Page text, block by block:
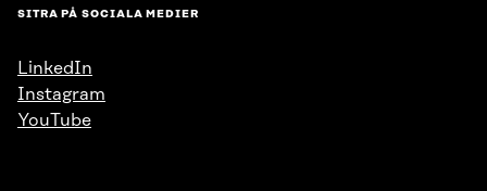
SITRA PÅ SOCIALA MEDIER
LinkedIn
Instagram
YouTube